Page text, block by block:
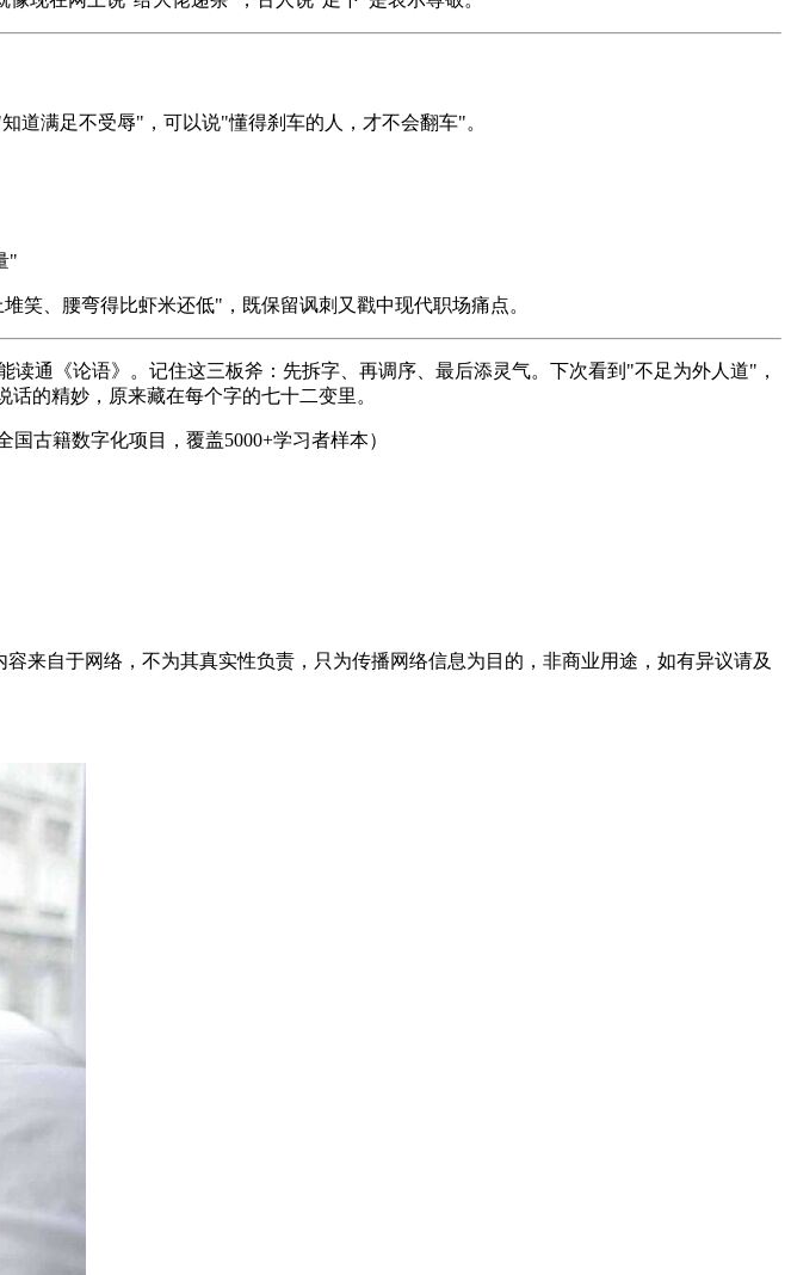
道满足不受辱"，可以说"懂得刹车的人，才不会翻车"。
"
笑、腰弯得比虾米还低"，既保留讽刺又戳中现代职场痛点。
读通《论语》。记住这三板斧：先拆字、再调序、最后添灵气。下次看到"不足为外人道"，
的精妙，原来藏在每个字的七十二变里。
古籍数字化项目，覆盖5000+学习者样本）
来自于网络，不为其真实性负责，只为传播网络信息为目的，非商业用途，如有异议请及